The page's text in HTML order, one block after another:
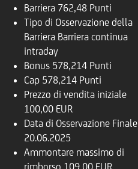
Barriera 762,48 Punti
Tipo di Osservazione della
Barriera Barriera continua
intraday
Bonus 578,214 Punti
Cap 578,214 Punti
Prezzo di vendita iniziale
100,00 EUR
Data di Osservazione Finale
20.06.2025
Ammontare massimo di
rimborso 109,00 EUR